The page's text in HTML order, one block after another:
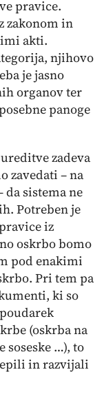
pravice.
zakonom in
akti.
njihovo
je jasno
organov ter
panoge
zadeva
zavedati – na
da sistema ne
Potreben je
iz
oskrbo bomo
pod enakimi
Pri tem pa
ki so
(oskrba na
…), to
in razvijali